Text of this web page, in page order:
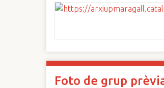
Foto de grup